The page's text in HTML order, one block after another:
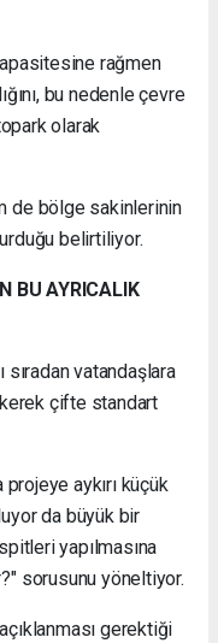
rağmen
bu nedenle çevre
olarak
de bölge sakinlerinin
belirtiliyor.
BU AYRICALIK
sıradan vatandaşlara
çifte standart
aykırı küçük
da büyük bir
yapılmasına
sorusunu yöneltiyor.
gerektiği